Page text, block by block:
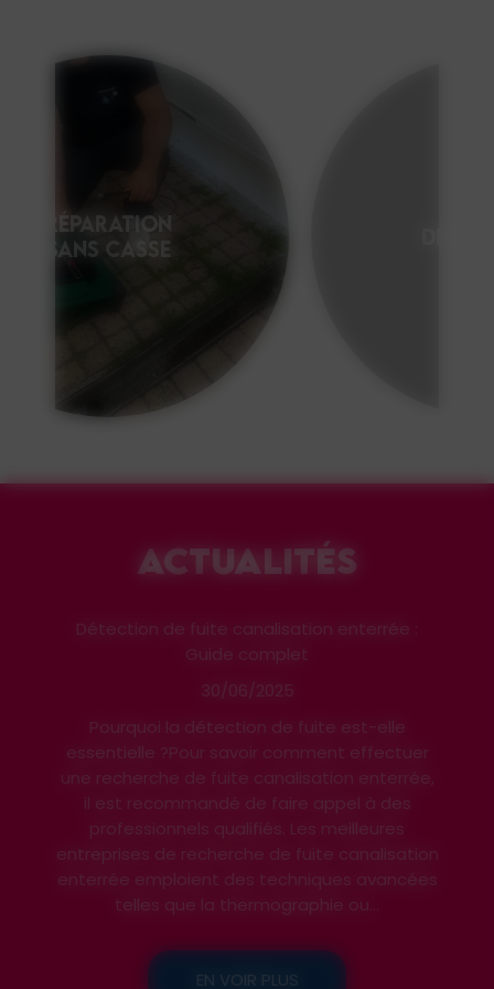
DÉBOUCHAGE
ACTUALITÉS
Débouchage par hydrocureur pas cher :
Solutions efficaces
25/06/2025
Le débouchage par hydrocureur est une
solution rapide et efficace pour résoudre vos
problèmes de canalisations. Ce procédé
utilise de l'eau sous haute pression pour
déloger les obstructions, garantissant ainsi un
nettoyage en profondeur. Choisir ce service
est particulièrement avantageux, car il est
souvent proposé à des tarifs...
EN VOIR PLUS